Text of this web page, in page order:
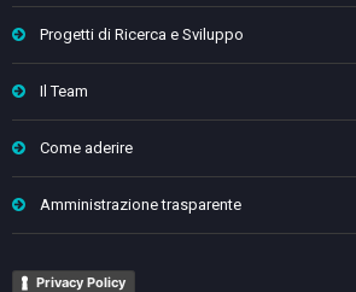
Progetti di Ricerca e Sviluppo
Il Team
Come aderire
Amministrazione trasparente
Privacy Policy